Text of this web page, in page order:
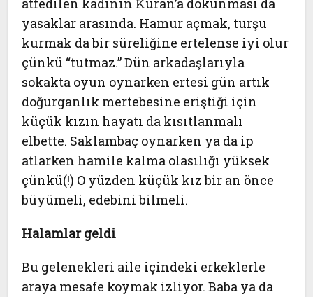
atfedilen kadının Kuran’a dokunması da
yasaklar arasında. Hamur açmak, turşu
kurmak da bir süreliğine ertelense iyi olur
çünkü “tutmaz.” Dün arkadaşlarıyla
sokakta oyun oynarken ertesi gün artık
doğurganlık mertebesine eriştiği için
küçük kızın hayatı da kısıtlanmalı
elbette. Saklambaç oynarken ya da ip
atlarken hamile kalma olasılığı yüksek
çünkü(!) O yüzden küçük kız bir an önce
büyümeli, edebini bilmeli.
Halamlar geldi
Bu gelenekleri aile içindeki erkeklerle
araya mesafe koymak izliyor. Baba ya da